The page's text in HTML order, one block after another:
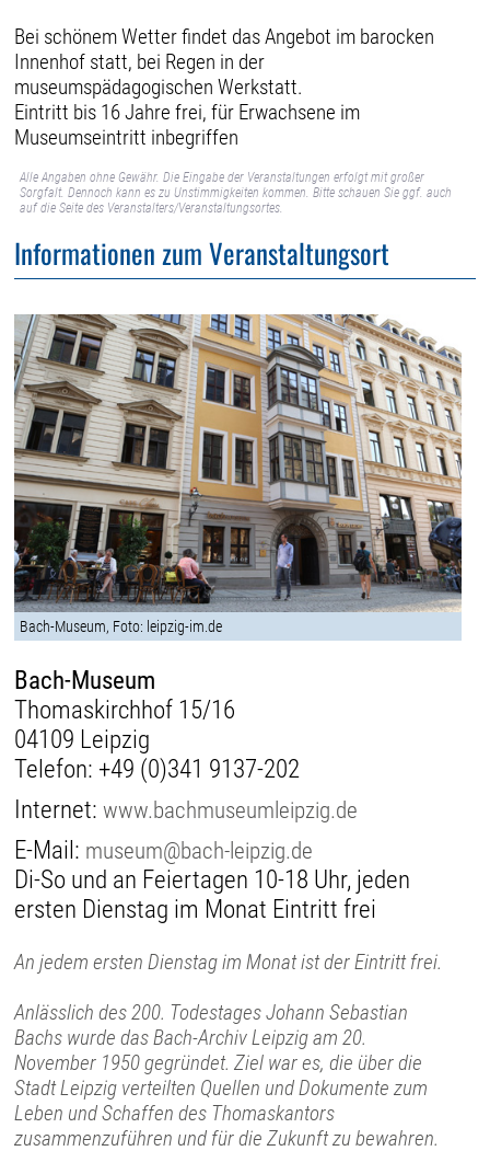
Bei schönem Wetter findet das Angebot im barocken
Innenhof statt, bei Regen in der
museumspädagogischen Werkstatt.
Eintritt bis 16 Jahre frei, für Erwachsene im
Museumseintritt inbegriffen
Alle Angaben ohne Gewähr. Die Eingabe der Veranstaltungen erfolgt mit großer
Sorgfalt. Dennoch kann es zu Unstimmigkeiten kommen. Bitte schauen Sie ggf. auch
auf die Seite des Veranstalters/Veranstaltungsortes.
Informationen zum Veranstaltungsort
Bach-Museum, Foto: leipzig-im.de
Bach-Museum
Thomaskirchhof 15/16
04109 Leipzig
Telefon: +49 (0)341 9137-202
Internet:www.bachmuseumleipzig.de
E-Mail: museum@bach-leipzig.de
Di-So und an Feiertagen 10-18 Uhr, jeden
ersten Dienstag im Monat Eintritt frei
An jedem ersten Dienstag im Monat ist der Eintritt frei.
Anlässlich des 200. Todestages Johann Sebastian
Bachs wurde das Bach-Archiv Leipzig am 20.
November 1950 gegründet. Ziel war es, die über die
Stadt Leipzig verteilten Quellen und Dokumente zum
Leben und Schaffen des Thomaskantors
zusammenzuführen und für die Zukunft zu bewahren.